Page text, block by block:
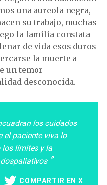
una aureola negra,
su trabajo, muchas
la familia constata
de vida esos duros
la muerte a
un temor
desconocida.
los cuidados
el paciente viva lo
los límites y la
COMPARTIR EN X